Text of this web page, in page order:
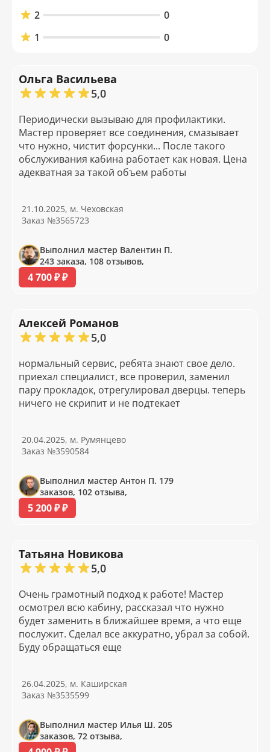
2
0
1
0
Ольга Васильева
5,0
Периодически вызываю для профилактики.
Мастер проверяет все соединения, смазывает
что нужно, чистит форсунки... После такого
обслуживания кабина работает как новая. Цена
адекватная за такой объем работы
21.10.2025, м. Чеховская
Заказ №3565723
Выполнил мастер Валентин П.
243 заказа, 108 отзывов,
4 700 ₽ ₽
Алексей Романов
5,0
нормальный сервис, ребята знают свое дело.
приехал специалист, все проверил, заменил
пару прокладок, отрегулировал дверцы. теперь
ничего не скрипит и не подтекает
20.04.2025, м. Румянцево
Заказ №3590584
Выполнил мастер Антон П. 179
заказов, 102 отзыва,
5 200 ₽ ₽
Татьяна Новикова
5,0
Очень грамотный подход к работе! Мастер
осмотрел всю кабину, рассказал что нужно
будет заменить в ближайшее время, а что еще
послужит. Сделал все аккуратно, убрал за собой.
Буду обращаться еще
26.04.2025, м. Каширская
Заказ №3535599
Выполнил мастер Илья Ш. 205
заказов, 72 отзыва,